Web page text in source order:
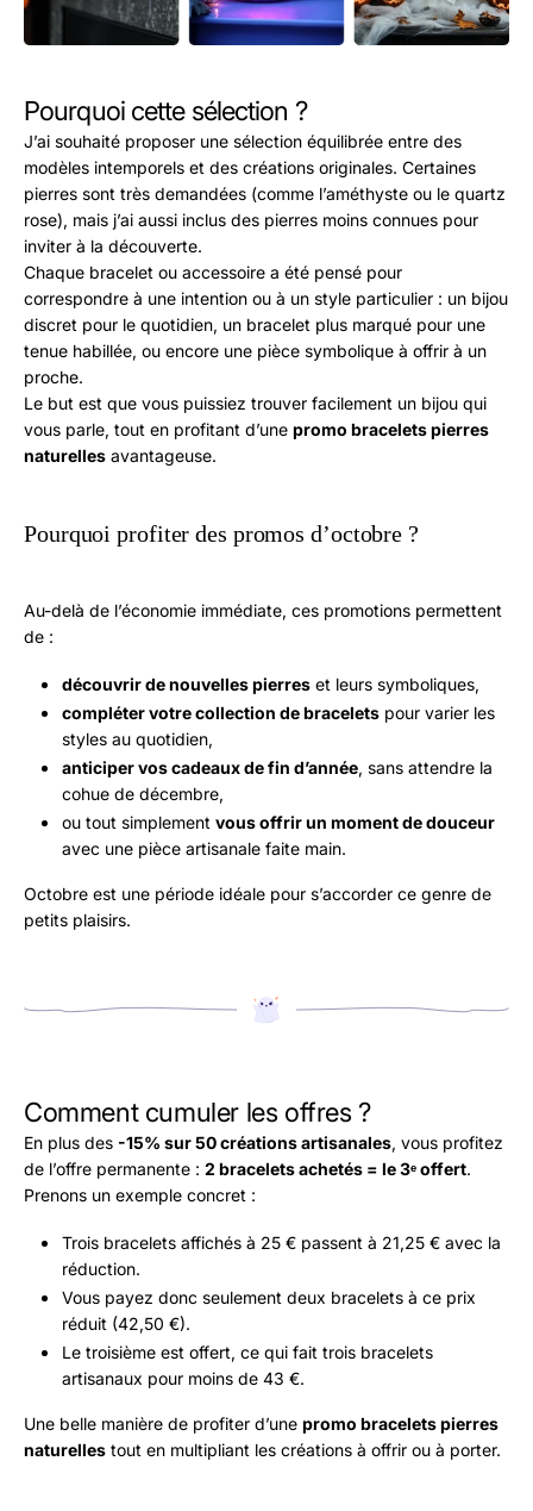
Pourquoi cette sélection ?
J’ai souhaité proposer une sélection équilibrée entre des
modèles intemporels et des créations originales. Certaines
pierres sont très demandées (comme l’améthyste ou le quartz
rose), mais j’ai aussi inclus des pierres moins connues pour
inviter à la découverte.
Chaque bracelet ou accessoire a été pensé pour
correspondre à une intention ou à un style particulier : un bijou
discret pour le quotidien, un bracelet plus marqué pour une
tenue habillée, ou encore une pièce symbolique à offrir à un
proche.
Le but est que vous puissiez trouver facilement un bijou qui
vous parle, tout en profitant d’une promo bracelets pierres
naturelles avantageuse.
Pourquoi profiter des promos d’octobre ?
Au-delà de l’économie immédiate, ces promotions permettent
de :
découvrir de nouvelles pierres et leurs symboliques,
compléter votre collection de bracelets pour varier les
styles au quotidien,
anticiper vos cadeaux de fin d’année, sans attendre la
cohue de décembre,
ou tout simplement vous offrir un moment de douceur
avec une pièce artisanale faite main.
Octobre est une période idéale pour s’accorder ce genre de
petits plaisirs.
Comment cumuler les offres ?
En plus des -15% sur 50 créations artisanales, vous profitez
de l’offre permanente : 2 bracelets achetés = le 3ᵉ offert.
Prenons un exemple concret :
Trois bracelets affichés à 25 € passent à 21,25 € avec la
réduction.
Vous payez donc seulement deux bracelets à ce prix
réduit (42,50 €).
Le troisième est offert, ce qui fait trois bracelets
artisanaux pour moins de 43 €.
Une belle manière de profiter d’une promo bracelets pierres
naturelles tout en multipliant les créations à offrir ou à porter.